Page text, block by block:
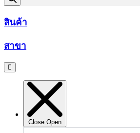
สินค้า
สาขา
Close Open